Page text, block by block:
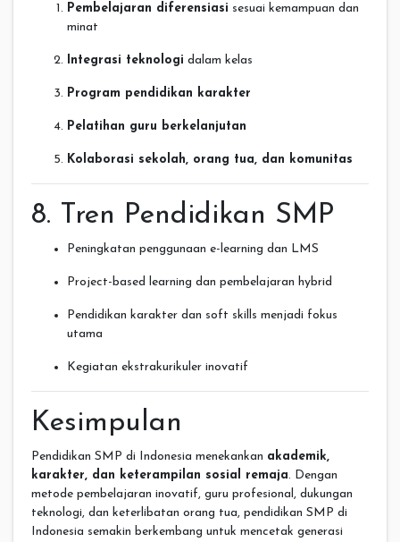
Pembelajaran diferensiasi sesuai kemampuan dan
minat
Integrasi teknologi dalam kelas
Program pendidikan karakter
Pelatihan guru berkelanjutan
Kolaborasi sekolah, orang tua, dan komunitas
8. Tren Pendidikan SMP
Peningkatan penggunaan e-learning dan LMS
Project-based learning dan pembelajaran hybrid
Pendidikan karakter dan soft skills menjadi fokus
utama
Kegiatan ekstrakurikuler inovatif
Kesimpulan
Pendidikan SMP di Indonesia menekankan akademik,
karakter, dan keterampilan sosial remaja. Dengan
metode pembelajaran inovatif, guru profesional, dukungan
teknologi, dan keterlibatan orang tua, pendidikan SMP di
Indonesia semakin berkembang untuk mencetak generasi